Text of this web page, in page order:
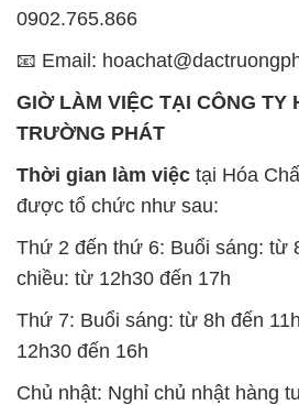
0902.765.866
📧 Email:
GIỜ LÀM VIỆC TẠI CÔNG TY
TRƯỜNG PHÁT
Thời gian làm việc tại Hóa
được tổ chức như sau:
Thứ 2 đến thứ 6: Buổi sáng: từ
chiều: từ 12h30 đến 17h
Thứ 7: Buổi sáng: từ 8h đến
12h30 đến 16h
Chủ nhật: Nghỉ chủ nhật hàng